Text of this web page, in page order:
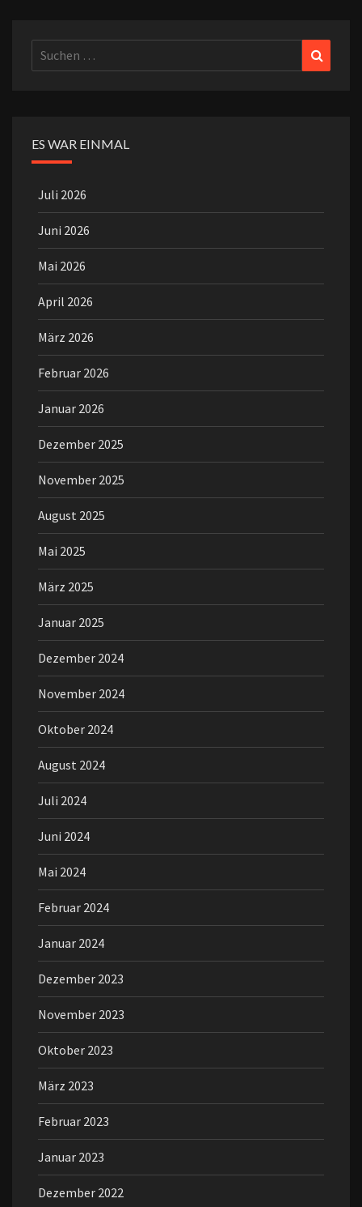
Suchen
nach:
ES WAR EINMAL
Juli 2026
Juni 2026
Mai 2026
April 2026
März 2026
Februar 2026
Januar 2026
Dezember 2025
November 2025
August 2025
Mai 2025
März 2025
Januar 2025
Dezember 2024
November 2024
Oktober 2024
August 2024
Juli 2024
Juni 2024
Mai 2024
Februar 2024
Januar 2024
Dezember 2023
November 2023
Oktober 2023
März 2023
Februar 2023
Januar 2023
Dezember 2022